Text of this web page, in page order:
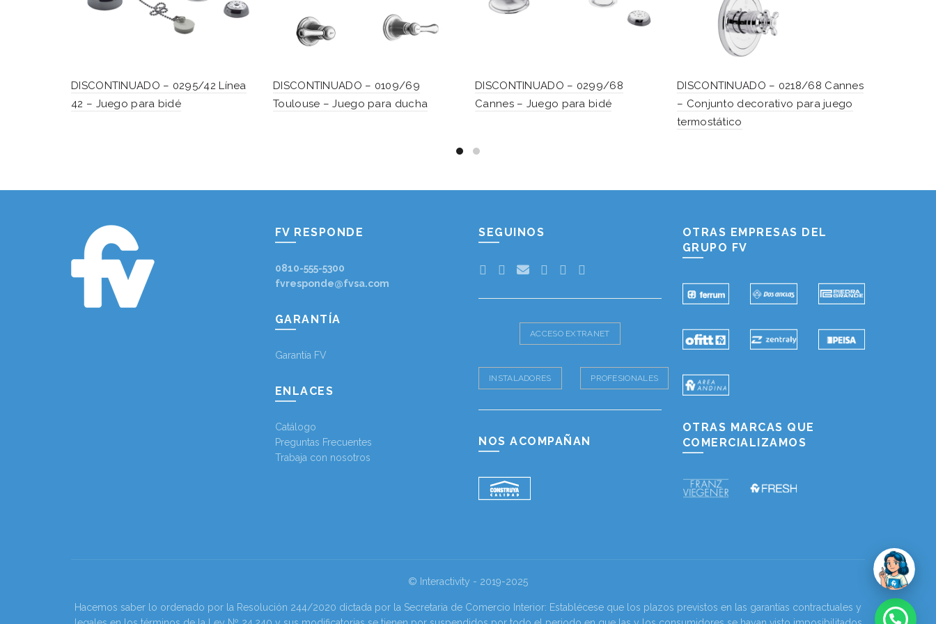
DISCONTINUADO – 0295/42 Línea
42 – Juego para bidé
DISCONTINUADO – 0109/69
Toulouse – Juego para ducha
DISCONTINUADO – 0299/68
Cannes – Juego para bidé
DISCONTINUADO – 0218/68 Cannes
– Conjunto decorativo para juego
termostático
FV RESPONDE
0810-555-5300
fvresponde@fvsa.com
GARANTÍA
Garantía FV
ENLACES
Catálogo
Preguntas Frecuentes
Trabaja con nosotros
SEGUINOS
ACCESO EXTRANET
INSTALADORES PROFESIONALES
NOS ACOMPAÑAN
OTRAS EMPRESAS DEL
GRUPO FV
OTRAS MARCAS QUE
COMERCIALIZAMOS
© Interactivity - 2019-2025
Hacemos saber lo ordenado por la Resolución 244/2020 dictada por la Secretaria de Comercio Interior: Establécese que los plazos previstos en las garantías contractuales y